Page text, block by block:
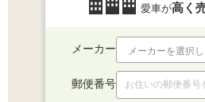
愛車が高く
メーカー
郵便番号